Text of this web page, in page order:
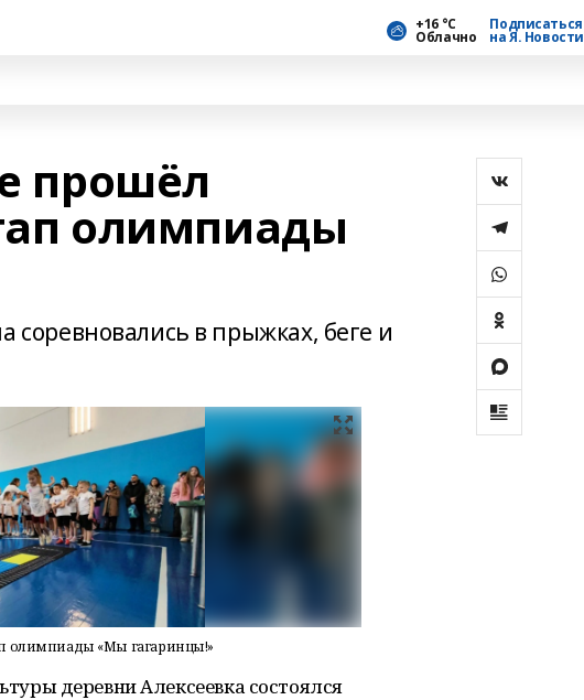
+16 °С
Облачно
Подписаться
на Я. Новости
прошёл
олимпиады
соревновались в прыжках, беге и
олимпиады «Мы гагаринцы!»
деревни Алексеевка состоялся